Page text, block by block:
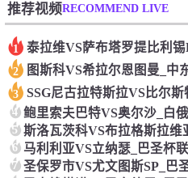
推荐视频RECOMMEND LIVE
1 泰拉维VS萨布塔罗提比利锡
2 图斯科VS希拉尔恩图曼_中
3 SSG尼古拉特斯拉VS比尔
4 鲍里索夫巴特VS奥尔沙_白
5 斯洛瓦茨科VS布拉格斯拉维
6 马利利亚VS立纳瑟_巴圣杯
7 圣保罗市VS尤文图斯SP_巴